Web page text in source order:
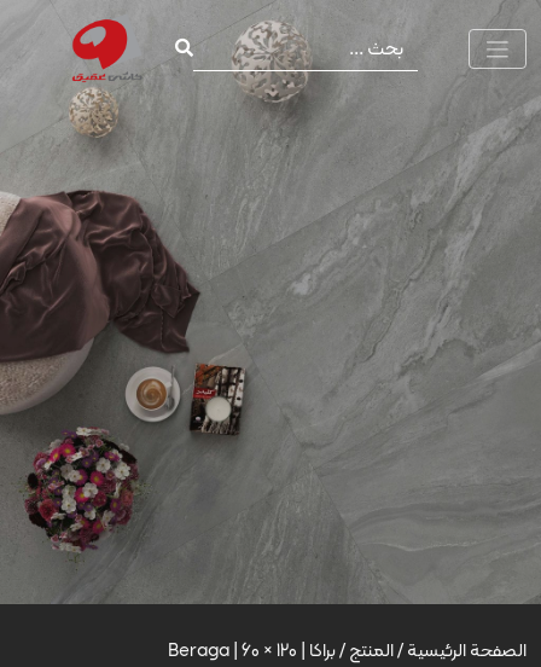
الصفحة الرئيسية/المنتج/براکا | Beraga | 60 × 120